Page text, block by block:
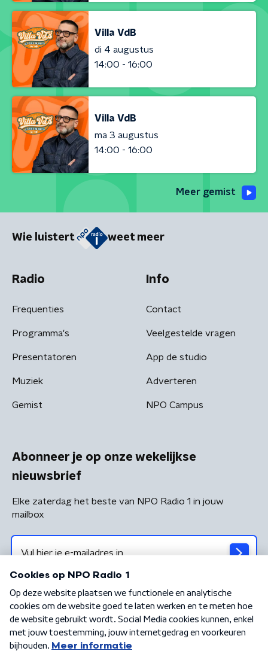
Villa VdB
di 4 augustus
14:00 - 16:00
Villa VdB
ma 3 augustus
14:00 - 16:00
Meer gemist
Wie luistert weet meer
Radio
Frequenties
Programma's
Presentatoren
Muziek
Gemist
Info
Contact
Veelgestelde vragen
App de studio
Adverteren
NPO Campus
Abonneer je op onze wekelijkse
nieuwsbrief
Elke zaterdag het beste van NPO Radio 1 in jouw
mailbox
Algemene voorwaarden